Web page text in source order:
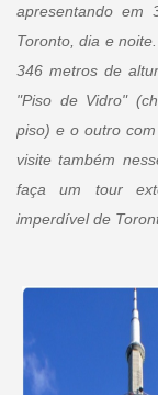
apresentando em
Toronto, dia e
346 metros de
"Piso de Vidro"
piso) e o outro
visite também
faça um tour
imperdível de